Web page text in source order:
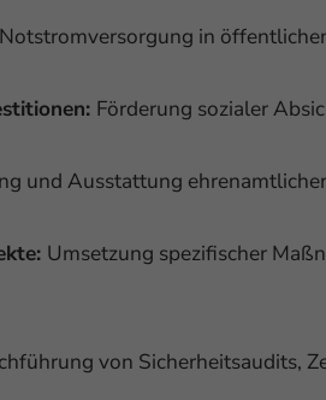
in
Förderung sozialer
und Ausstattung
Umsetzung spezifischer
von Sicherheitsaudits,